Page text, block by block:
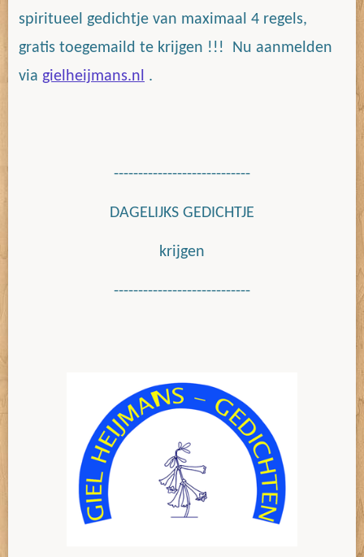
spiritueel gedichtje van maximaal 4 regels,
gratis toegemaild te krijgen !!! Nu aanmelden
via gielheijmans.nl .
----------------------------
DAGELIJKS GEDICHTJE
krijgen
----------------------------